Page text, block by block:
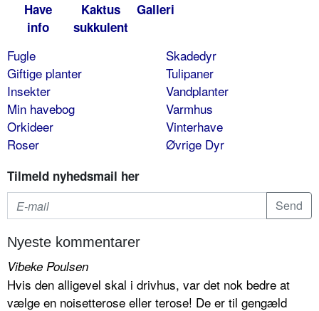
Have
info
Kaktus
sukkulent
Galleri
Fugle
Giftige planter
Insekter
Min havebog
Orkideer
Roser
Skadedyr
Tulipaner
Vandplanter
Varmhus
Vinterhave
Øvrige Dyr
Tilmeld nyhedsmail her
Nyeste kommentarer
Vibeke Poulsen
Hvis den alligevel skal i drivhus, var det nok bedre at
vælge en noisetterose eller terose! De er til gengæld